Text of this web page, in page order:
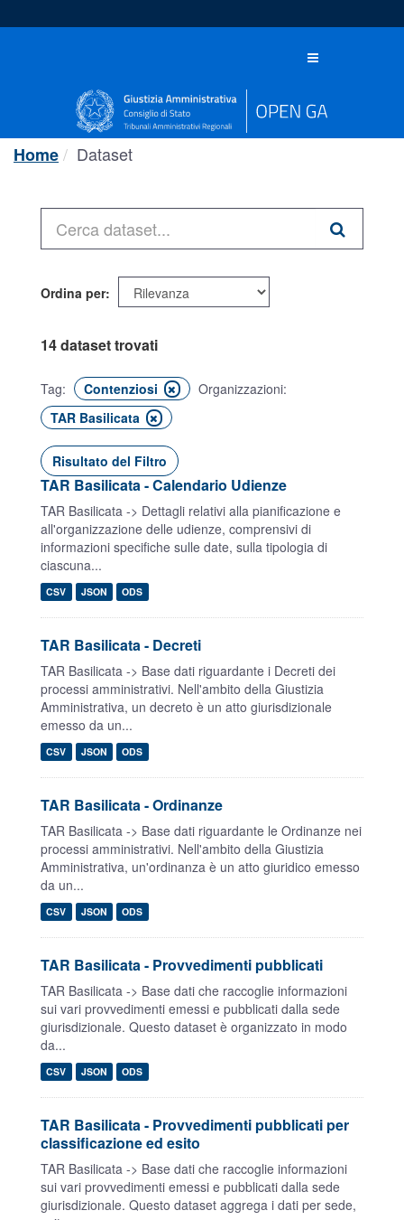
al
Toggle
Home Dataset
Ordina per
14 dataset trovati
Tag: Contenziosi
Organizzazioni:
TAR Basilicata
Risultato del Filtro
TAR Basilicata - Calendario Udienze
TAR Basilicata -> Dettagli relativi alla pianificazione e
all'organizzazione delle udienze, comprensivi di
informazioni specifiche sulle date, sulla tipologia di
ciascuna...
CSV JSON ODS
TAR Basilicata - Decreti
TAR Basilicata -> Base dati riguardante i Decreti dei
processi amministrativi. Nell'ambito della Giustizia
Amministrativa, un decreto è un atto giurisdizionale
emesso da un...
CSV JSON ODS
TAR Basilicata - Ordinanze
TAR Basilicata -> Base dati riguardante le Ordinanze nei
processi amministrativi. Nell'ambito della Giustizia
Amministrativa, un'ordinanza è un atto giuridico emesso
da un...
CSV JSON ODS
TAR Basilicata - Provvedimenti pubblicati
TAR Basilicata -> Base dati che raccoglie informazioni
sui vari provvedimenti emessi e pubblicati dalla sede
giurisdizionale. Questo dataset è organizzato in modo
da...
CSV JSON ODS
TAR Basilicata - Provvedimenti pubblicati per
classificazione ed esito
TAR Basilicata -> Base dati che raccoglie informazioni
sui vari provvedimenti emessi e pubblicati dalla sede
giurisdizionale. Questo dataset aggrega i dati per sede,